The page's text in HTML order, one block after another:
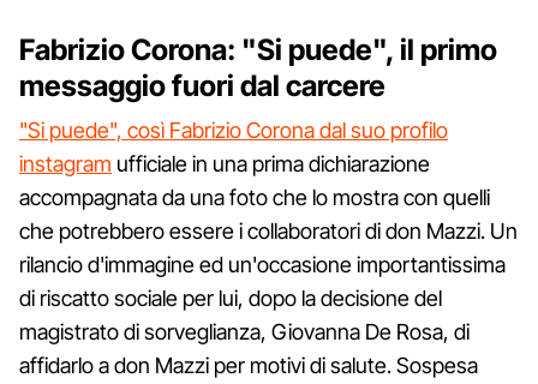
Fabrizio Corona: "Si puede", il primo
messaggio fuori dal carcere
"Si puede", così Fabrizio Corona dal suo profilo
instagram ufficiale in una prima dichiarazione
accompagnata da una foto che lo mostra con quelli
che potrebbero essere i collaboratori di don Mazzi. Un
rilancio d'immagine ed un'occasione importantissima
di riscatto sociale per lui, dopo la decisione del
magistrato di sorveglianza, Giovanna De Rosa, di
affidarlo a don Mazzi per motivi di salute. Sospesa